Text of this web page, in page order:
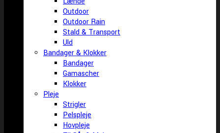
Outdoor
Outdoor Rain
Stald & Transport
Uld
Bandager & Klokker
Bandager
Gamascher
Klokker
Pleje
Strigler
Pelspleje
Hovpleje